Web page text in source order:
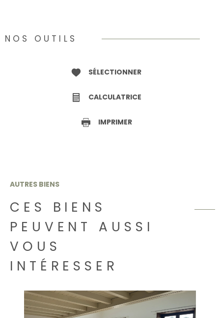
NOS OUTILS
SÉLECTIONNER
CALCULATRICE
IMPRIMER
AUTRES BIENS
CES BIENS
PEUVENT AUSSI
VOUS
INTÉRESSER